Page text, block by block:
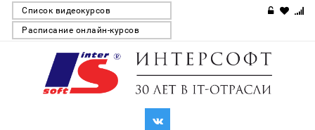
Список видеокурсов
Расписание онлайн-курсов